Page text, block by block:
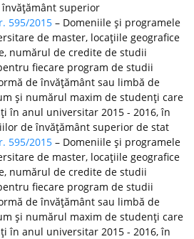
superior
595/2015 – Domeniile şi programele
de master, locaţiile geografice
numărul de credite de studii
fiecare program de studii
de învăţământ sau limbă de
şi numărul maxim de studenţi care
în anul universitar 2015 - 2016, în
de învăţământ superior de stat
595/2015 – Domeniile şi programele
de master, locaţiile geografice
numărul de credite de studii
fiecare program de studii
de învăţământ sau limbă de
şi numărul maxim de studenţi care
în anul universitar 2015 - 2016, în